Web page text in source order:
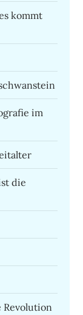
kommt
im
die
Revolution